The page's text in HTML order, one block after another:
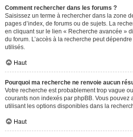
Comment rechercher dans les forums ?
Saisissez un terme à rechercher dans la zone
pages d’index, de forums ou de sujets. La
en cliquant sur le lien « Recherche avancée »
du forum. L’accès à la recherche peut
utilisés.
Haut
Pourquoi ma recherche ne renvoie aucun
Votre recherche est probablement trop vague
courants non indexés par phpBB. Vous pouvez
utilisant les options disponibles dans la
Haut